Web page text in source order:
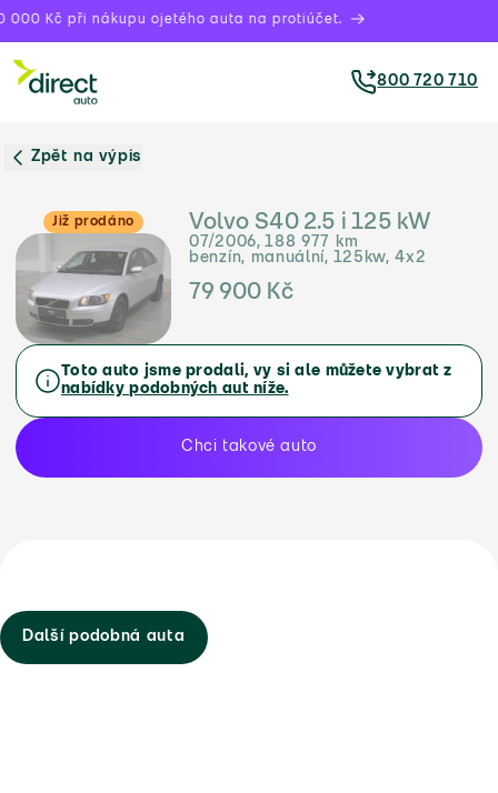
000 Kč při nákupu ojetého auta na protiúčet.
800 720 710
Zpět na výpis
Již prodáno Volvo S40 2.5 i 125 kW
07/2006, 188 977 km
benzín, manuální, 125kw, 4x2
79 900 Kč
Toto auto jsme prodali, vy si ale můžete vybrat z
nabídky podobných aut níže.
Chci takové auto
Další podobná auta